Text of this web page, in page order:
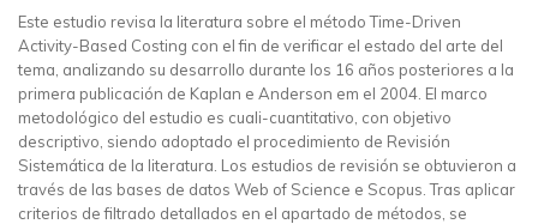
Este estudio revisa la literatura sobre el método Time-Driven
Activity-Based Costing con el fin de verificar el estado del arte del
tema, analizando su desarrollo durante los 16 años posteriores a la
primera publicación de Kaplan e Anderson em el 2004. El marco
metodológico del estudio es cuali-cuantitativo, con objetivo
descriptivo, siendo adoptado el procedimiento de Revisión
Sistemática de la literatura. Los estudios de revisión se obtuvieron a
través de las bases de datos Web of Science e Scopus. Tras aplicar
criterios de filtrado detallados en el apartado de métodos, se